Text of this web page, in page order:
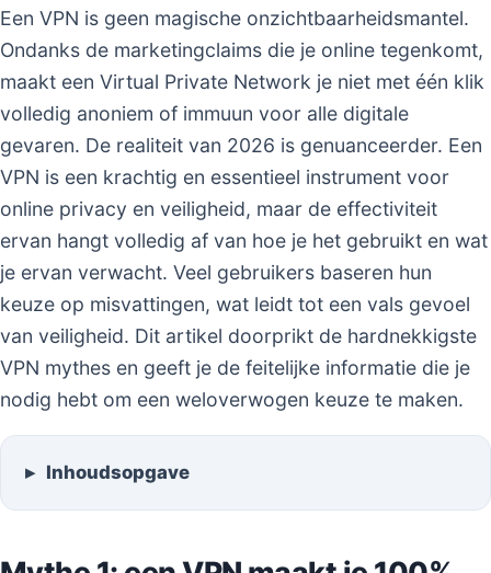
Een VPN is geen magische onzichtbaarheidsmantel.
Ondanks de marketingclaims die je online tegenkomt,
maakt een Virtual Private Network je niet met één klik
volledig anoniem of immuun voor alle digitale
gevaren. De realiteit van 2026 is genuanceerder. Een
VPN is een krachtig en essentieel instrument voor
online privacy en veiligheid, maar de effectiviteit
ervan hangt volledig af van hoe je het gebruikt en wat
je ervan verwacht. Veel gebruikers baseren hun
keuze op misvattingen, wat leidt tot een vals gevoel
van veiligheid. Dit artikel doorprikt de hardnekkigste
VPN mythes en geeft je de feitelijke informatie die je
nodig hebt om een weloverwogen keuze te maken.
Inhoudsopgave